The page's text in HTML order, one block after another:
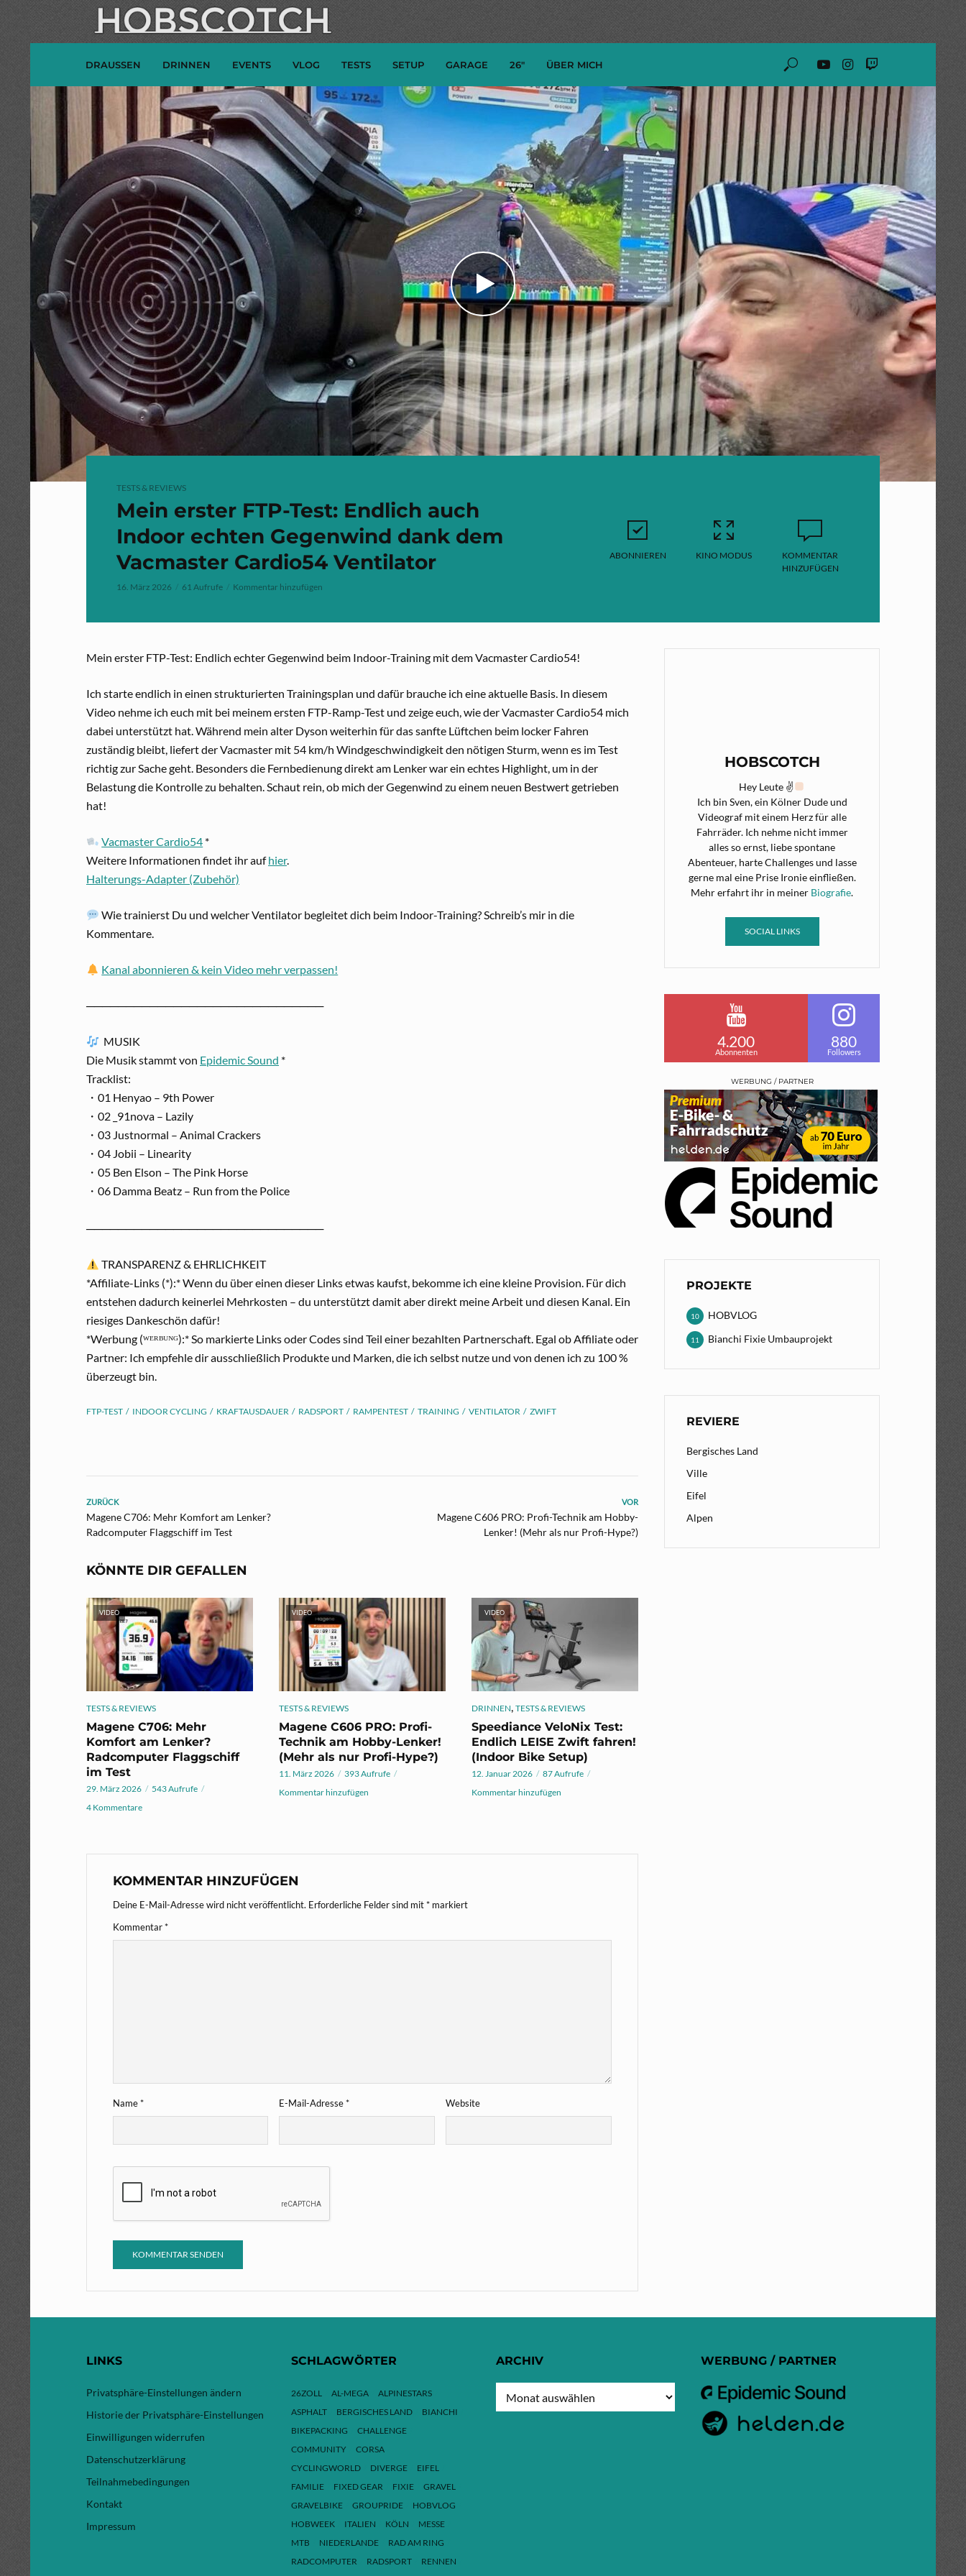
DRAUSSEN DRINNEN EVENTS VLOG TESTS SETUP GARAGE 26″ ÜBER MICH
TESTS & REVIEWS
Mein erster FTP-Test: Endlich auch
Indoor echten Gegenwind dank dem
Vacmaster Cardio54 Ventilator
16. März 2026 61 Aufrufe Kommentar hinzufügen
ABONNIEREN KINO MODUS
KOMMENTAR
HINZUFÜGEN
Mein erster FTP-Test: Endlich echter Gegenwind beim Indoor-Training mit dem Vacmaster Cardio54!
Ich starte endlich in einen strukturierten Trainingsplan und dafür brauche ich eine aktuelle Basis. In diesem
Video nehme ich euch mit bei meinem ersten FTP-Ramp-Test und zeige euch, wie der Vacmaster Cardio54 mich
dabei unterstützt hat. Während mein alter Dyson weiterhin für das sanfte Lüftchen beim locker Fahren
zuständig bleibt, liefert der Vacmaster mit 54 km/h Windgeschwindigkeit den nötigen Sturm, wenn es im Test
richtig zur Sache geht. Besonders die Fernbedienung direkt am Lenker war ein echtes Highlight, um in der
Belastung die Kontrolle zu behalten. Schaut rein, ob mich der Gegenwind zu einem neuen Bestwert getrieben
hat!
Vacmaster Cardio54 *
Weitere Informationen findet ihr aufhier.
Halterungs-Adapter (Zubehör)
Wie trainierst Du und welcher Ventilator begleitet dich beim Indoor-Training? Schreib’s mir in die
Kommentare.
Kanal abonnieren & kein Video mehr verpassen!
──────────────────────────────
MUSIK
Die Musik stammt von Epidemic Sound *
Tracklist:
・01 Henyao – 9th Power
・02 _91nova – Lazily
・03 Justnormal – Animal Crackers
・04 Jobii – Linearity
・05 Ben Elson – The Pink Horse
・06 Damma Beatz – Run from the Police
──────────────────────────────
TRANSPARENZ & EHRLICHKEIT
*Affiliate-Links (*):* Wenn du über einen dieser Links etwas kaufst, bekomme ich eine kleine Provision. Für dich
entstehen dadurch keinerlei Mehrkosten – du unterstützt damit aber direkt meine Arbeit und diesen Kanal. Ein
riesiges Dankeschön dafür!
*Werbung (ᵂᴱᴿᴮᵁᴺᴳ):* So markierte Links oder Codes sind Teil einer bezahlten Partnerschaft. Egal ob Affiliate oder
Partner: Ich empfehle dir ausschließlich Produkte und Marken, die ich selbst nutze und von denen ich zu 100 %
überzeugt bin.
FTP-TEST INDOOR CYCLING KRAFTAUSDAUER RADSPORT RAMPENTEST TRAINING VENTILATOR ZWIFT
ZURÜCK
Magene C706: Mehr Komfort am Lenker?
Radcomputer Flaggschiff im Test
VOR
Magene C606 PRO: Profi-Technik am Hobby-
Lenker! (Mehr als nur Profi-Hype?)
KÖNNTE DIR GEFALLEN
VIDEO
TESTS & REVIEWS
Magene C706: Mehr
Komfort am Lenker?
Radcomputer Flaggschiff
im Test
29. März 2026
543 Aufrufe
4 Kommentare
VIDEO
TESTS & REVIEWS
Magene C606 PRO: Profi-
Technik am Hobby-Lenker!
(Mehr als nur Profi-Hype?)
11. März 2026
393 Aufrufe
Kommentar hinzufügen
VIDEO
DRINNEN, TESTS & REVIEWS
Speediance VeloNix Test:
Endlich LEISE Zwift fahren!
(Indoor Bike Setup)
12. Januar 2026
87 Aufrufe
Kommentar hinzufügen
KOMMENTAR HINZUFÜGEN
Deine E-Mail-Adresse wird nicht veröffentlicht. Erforderliche Felder sind mit* markiert
Kommentar*
Name* E-Mail-Adresse* Website
HOBSCOTCH
Hey Leute ✌
Ich bin Sven, ein Kölner Dude und
Videograf mit einem Herz für alle
Fahrräder. Ich nehme nicht immer
alles so ernst, liebe spontane
Abenteuer, harte Challenges und lasse
gerne mal eine Prise Ironie einfließen.
Mehr erfahrt ihr in meiner Biografie.
SOCIAL LINKS
4.200
Abonnenten
880
Followers
WERBUNG / PARTNER
PROJEKTE
HOBVLOG
10
Bianchi Fixie Umbauprojekt
11
REVIERE
Bergisches Land
Ville
Eifel
Alpen
LINKS
Privatsphäre-Einstellungen ändern
Historie der Privatsphäre-Einstellungen
Einwilligungen widerrufen
Datenschutzerklärung
Teilnahmebedingungen
Kontakt
Impressum
SCHLAGWÖRTER
26ZOLL AL-MEGA
ALPINESTARS
ASPHALT
BERGISCHES LAND
BIANCHI
BIKEPACKING
CHALLENGE
COMMUNITY
CORSA
CYCLINGWORLD
DIVERGE
EIFEL
FAMILIE
FIXED GEAR FIXIE
GRAVEL
GRAVELBIKE
GROUPRIDE
HOBVLOG
HOBWEEK
ITALIEN KÖLN
MESSE
MTB
NIEDERLANDE
RAD AM RING
RADCOMPUTER
RADSPORT
RENNEN
ARCHIV
ARCHIV
WERBUNG / PARTNER